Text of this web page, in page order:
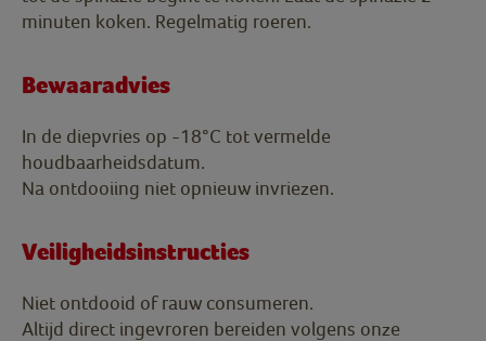
minuten koken. Regelmatig roeren.
Bewaaradvies
In de diepvries op -18°C tot vermelde
houdbaarheidsdatum.
Na ontdooiing niet opnieuw invriezen.
Veiligheidsinstructies
Niet ontdooid of rauw consumeren.
Altijd direct ingevroren bereiden volgens onze